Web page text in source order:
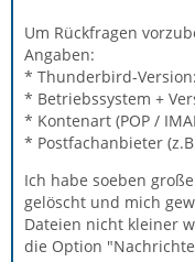
Um Rückfragen
Angaben:
* Thunderbird-
* Betriebssystem +
* Kontenart (POP /
* Postfachanbieter
Ich habe soeben
gelöscht und mich
Dateien nicht kleiner
die Option